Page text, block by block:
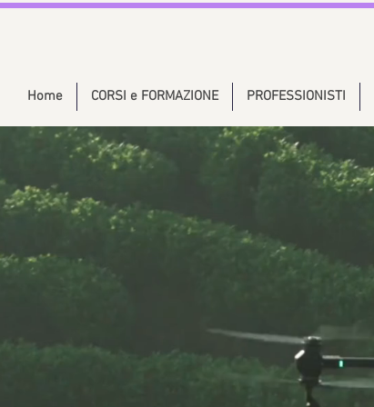
Home CORSI e FORMAZIONE PROFESSIONISTI